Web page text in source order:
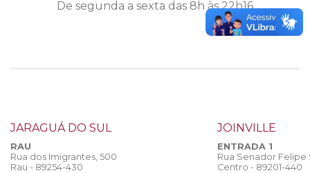
De segunda a sexta das 8h às 22h16
JARAGUÁ DO SUL
RAU
Rua dos Imigrantes, 500
Rau - 89254-430
JOINVILLE
ENTRADA 1
Rua Senador
Centro - 89201-440